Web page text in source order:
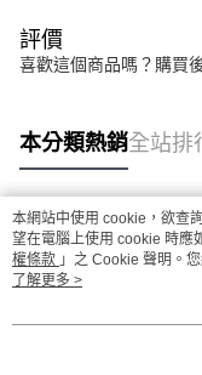
評價
喜歡這個商品嗎？購買
本分類熱銷全站排
熱門標籤
本網站中使用 cookie，欲查
望在電腦上使用 cookie 時應
權條款 」之 Cookie 聲明。
用條款之 Cookie 聲明使用
了解更多 >